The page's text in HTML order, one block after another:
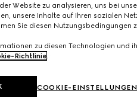
Website zu analysieren, uns bei
unsere Inhalte auf Ihren sozialen
Sie diesen Nutzungsbedingungen
zu diesen Technologien und
Richtlinie.
COOKIE-EINSTELLUNGEN